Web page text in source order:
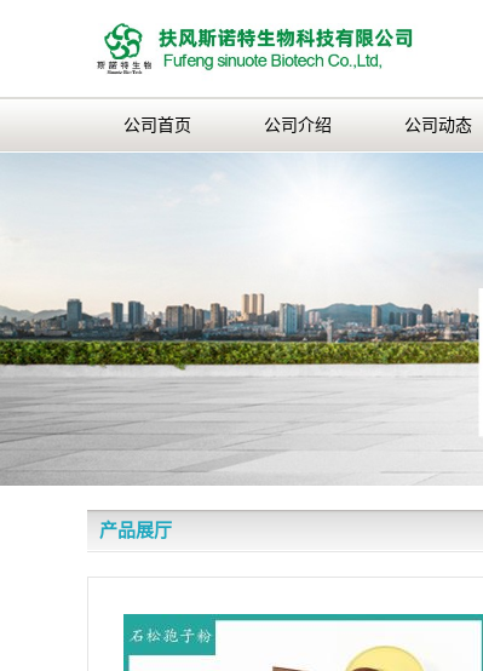
公司首页 公司介绍 公司动态
产品展厅